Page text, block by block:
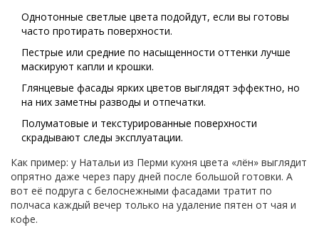
Однотонные светлые цвета подойдут, если вы готовы
часто протирать поверхности.
Пестрые или средние по насыщенности оттенки лучше
маскируют капли и крошки.
Глянцевые фасады ярких цветов выглядят эффектно, но
на них заметны разводы и отпечатки.
Полуматовые и текстурированные поверхности
скрадывают следы эксплуатации.
Как пример: у Натальи из Перми кухня цвета «лён» выглядит
опрятно даже через пару дней после большой готовки. А
вот её подруга с белоснежными фасадами тратит по
полчаса каждый вечер только на удаление пятен от чая и
кофе.